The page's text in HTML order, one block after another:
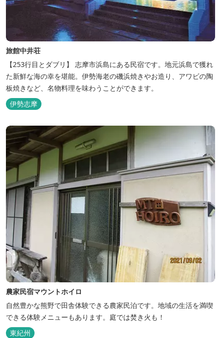
旅館中井荘
【253行目とダブリ】 志摩市浜島にある民宿です。地元浜島で獲れ
た新鮮な海の幸を堪能。伊勢海老の磯浜焼きやお造り、アワビの陶
板焼きなど、名物料理を味わうことができます。
伊勢志摩
農家民宿マウントホイロ
自然豊かな熊野で田舎体験できる農家民泊です。地域の生活を満喫
できる体験メニューもあります。庭では焚き火も！
東紀州